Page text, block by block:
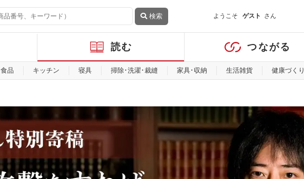
検索 ようこそ ゲスト さん
読む つながる
食品 キッチン 寝具 掃除･洗濯･裁縫 家具･収納 生活雑貨 健康づくり